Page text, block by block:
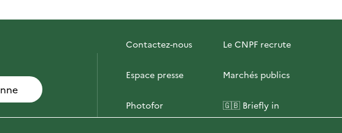
Contactez-nous Le CNPF recrute
Espace presse Marchés publics
Photofor 🇬🇧 Briefly in